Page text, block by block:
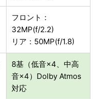
フロント：
32MP(f/2.2)
リア：50MP(f/1.8)
8基（低音×4、中高
音×4）Dolby Atmos
対応